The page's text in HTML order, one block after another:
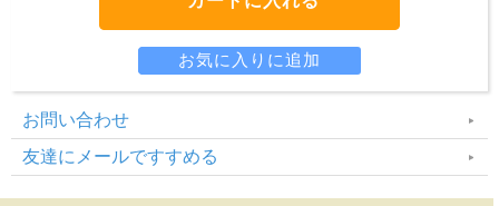
お問い合わせ
友達にメールですすめる